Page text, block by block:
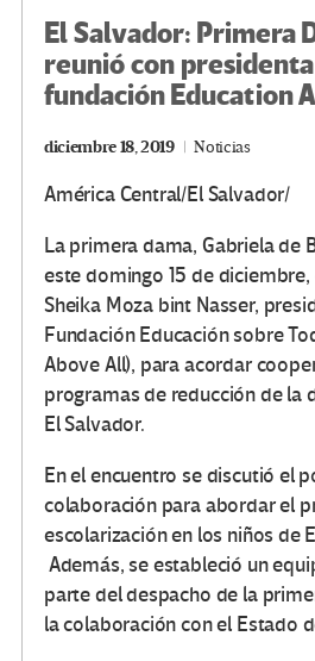
El Salvador: Primera
reunió con
fundación Education
diciembre 18, 2019 Noticias
América Central/El Salvador/
La primera dama, Gabriela de
este domingo 15 de diciembre,
Sheika Moza bint Nasser,
Fundación Educación sobre
Above All), para acordar
programas de reducción de la
El Salvador.
En el encuentro se discutió el
colaboración para abordar el
escolarización en los niños de
Además, se estableció un
parte del despacho de la
la colaboración con el Estado